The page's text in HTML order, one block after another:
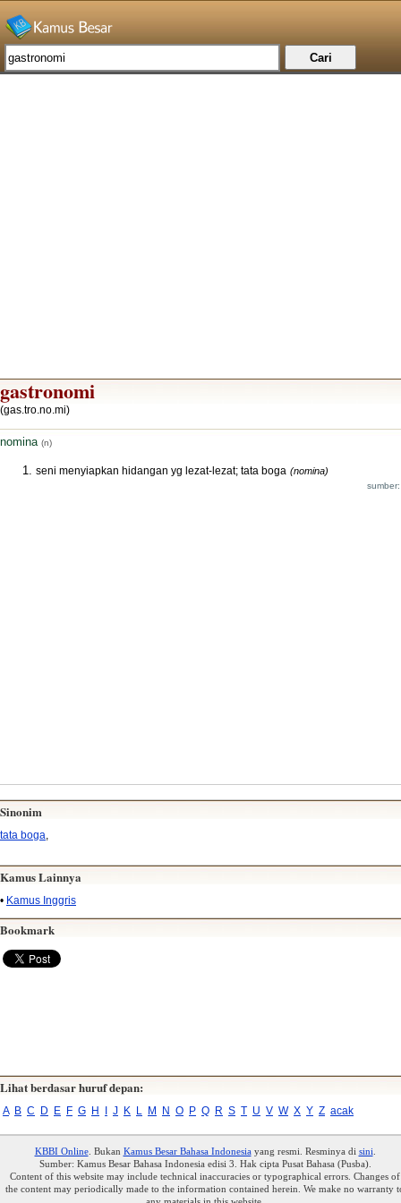
gastronomi
(gas.tro.no.mi)
nomina (n)
seni menyiapkan hidangan yg lezat-lezat; tata boga (nomina)
Sinonim
tata boga
Kamus Lainnya
• Kamus Inggris
Bookmark
Lihat berdasar huruf depan:
A B C D E F G H J K L M N O P Q R S T U V W X Y Z acak
KBBI Online. Bukan Kamus Besar Bahasa Indonesiayang resmi. Resminya di sini
Sumber: Kamus Besar Bahasa Indonesia edisi 3. Hak cipta Pusat Bahasa (Pusba).
Content of this website may include technical inaccuracies or typographical errors. Changes of
the content may periodically made to the information contained herein. We make no warranty